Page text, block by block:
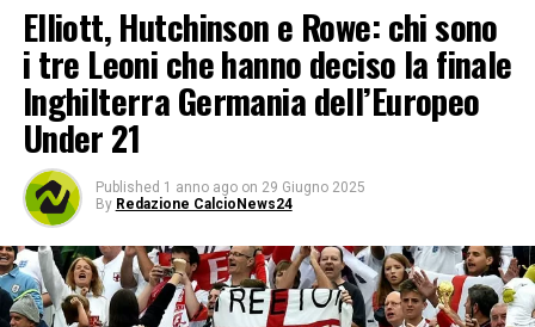
Elliott, Hutchinson e Rowe: chi sono
i tre Leoni che hanno deciso la finale
Inghilterra Germania dell’Europeo
Under 21
Published 1 anno ago on 29 Giugno 2025
By Redazione CalcioNews24